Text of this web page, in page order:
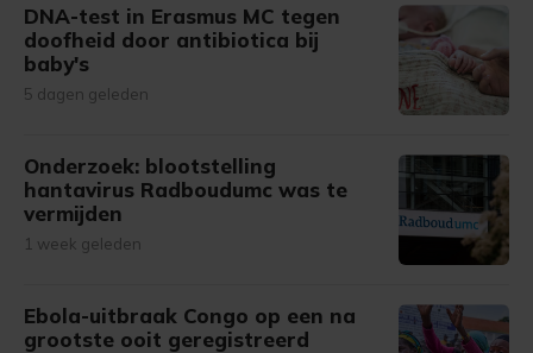
DNA-test in Erasmus MC tegen
doofheid door antibiotica bij
baby's
5 dagen geleden
Onderzoek: blootstelling
hantavirus Radboudumc was te
vermijden
1 week geleden
Ebola-uitbraak Congo op een na
grootste ooit geregistreerd